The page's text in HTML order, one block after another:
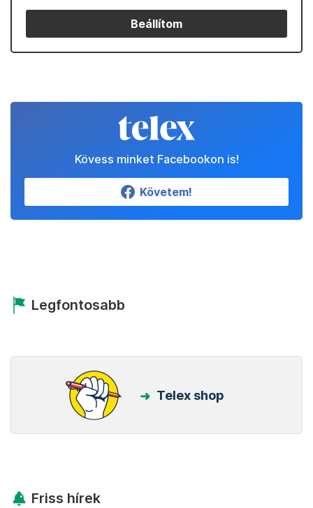
Beállítom
Kövess minket Facebookon is!
Követem!
Legfontosabb
Telex shop
Friss hírek